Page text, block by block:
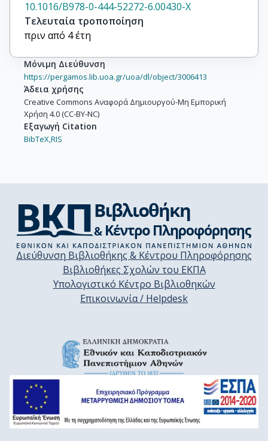
10.1016/B978-0-444-52272-6.00430-X
Τελευταία τροποποίηση
πριν από 4 έτη
Μόνιμη Διεύθυνση
https://pergamos.lib.uoa.gr/uoa/dl/object/3006413
Άδεια χρήσης
Creative Commons Αναφορά Δημιουργού-Μη Εμπορική
Χρήση 4.0 (CC-BY-NC)
Εξαγωγή Citation
BibTeX,RIS
Διεύθυνση Βιβλιοθήκης & Κέντρου Πληροφόρησης
Βιβλιοθήκες Σχολών του ΕΚΠΑ
Υπολογιστικό Κέντρο Βιβλιοθηκών
Επικοινωνία / Helpdesk